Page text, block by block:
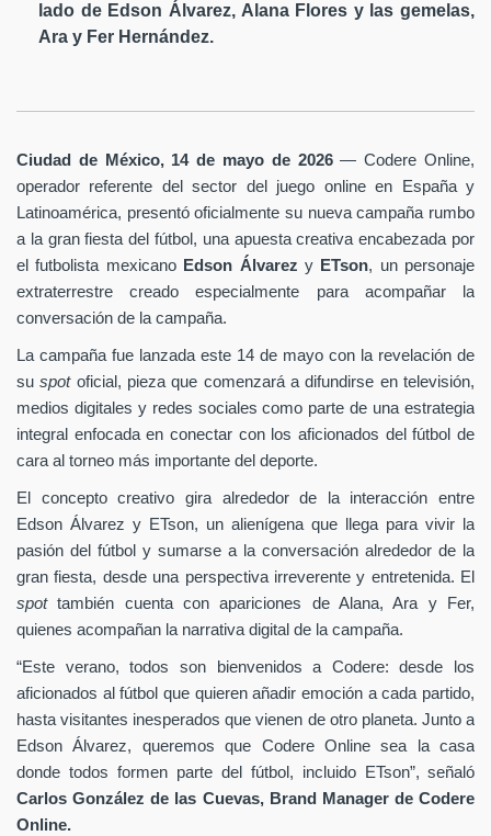
lado de Edson Álvarez, Alana Flores y las gemelas,
Ara y Fer Hernández.
Ciudad de México, 14 de mayo de 2026— Codere Online,
operador referente del sector del juego online en España y
Latinoamérica, presentó oficialmente su nueva campaña rumbo
a la gran fiesta del fútbol, una apuesta creativa encabezada por
el futbolista mexicano Edson Álvarez yETson, un personaje
extraterrestre creado especialmente para acompañar la
conversación de la campaña.
La campaña fue lanzada este 14 de mayo con la revelación de
suspot oficial, pieza que comenzará a difundirse en televisión,
medios digitales y redes sociales como parte de una estrategia
integral enfocada en conectar con los aficionados del fútbol de
cara al torneo más importante del deporte.
El concepto creativo gira alrededor de la interacción entre
Edson Álvarez y ETson, un alienígena que llega para vivir la
pasión del fútbol y sumarse a la conversación alrededor de la
gran fiesta, desde una perspectiva irreverente y entretenida. El
spottambién cuenta con apariciones de Alana, Ara y Fer,
quienes acompañan la narrativa digital de la campaña.
“Este verano, todos son bienvenidos a Codere: desde los
aficionados al fútbol que quieren añadir emoción a cada partido,
hasta visitantes inesperados que vienen de otro planeta. Junto a
Edson Álvarez, queremos que Codere Online sea la casa
donde todos formen parte del fútbol, incluido ETson”, señaló
Carlos González de las Cuevas, Brand Manager de Codere
Online.